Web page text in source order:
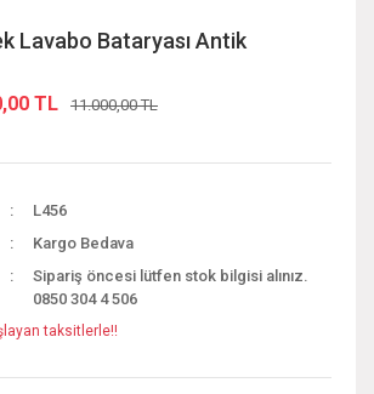
Lavabo Bataryası Antik
TL 11.000,00 TL
L456
Kargo Bedava
Sipariş öncesi lütfen stok bilgisi alınız.
0850 304 4 506
taksitlerle!!